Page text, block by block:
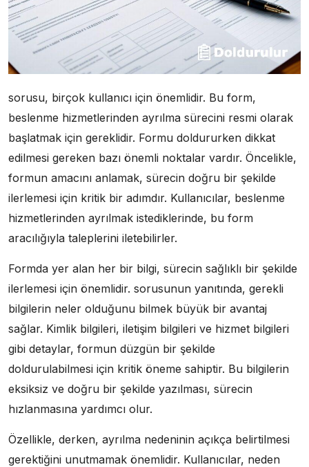
sorusu, birçok kullanıcı için önemlidir. Bu form,
beslenme hizmetlerinden ayrılma sürecini resmi olarak
başlatmak için gereklidir. Formu doldururken dikkat
edilmesi gereken bazı önemli noktalar vardır. Öncelikle,
formun amacını anlamak, sürecin doğru bir şekilde
ilerlemesi için kritik bir adımdır. Kullanıcılar, beslenme
hizmetlerinden ayrılmak istediklerinde, bu form
aracılığıyla taleplerini iletebilirler.
Formda yer alan her bir bilgi, sürecin sağlıklı bir şekilde
ilerlemesi için önemlidir. sorusunun yanıtında, gerekli
bilgilerin neler olduğunu bilmek büyük bir avantaj
sağlar. Kimlik bilgileri, iletişim bilgileri ve hizmet bilgileri
gibi detaylar, formun düzgün bir şekilde
doldurulabilmesi için kritik öneme sahiptir. Bu bilgilerin
eksiksiz ve doğru bir şekilde yazılması, sürecin
hızlanmasına yardımcı olur.
Özellikle, derken, ayrılma nedeninin açıkça belirtilmesi
gerektiğini unutmamak önemlidir. Kullanıcılar, neden